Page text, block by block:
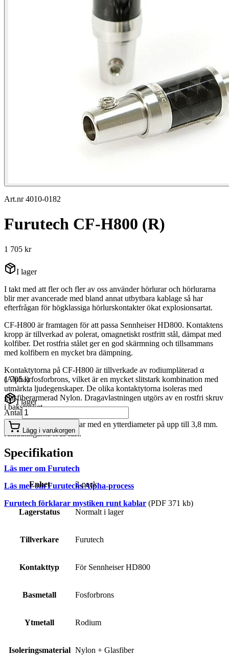
Art.nr 4010-0182
Furutech CF-H800 (R)
1 705 kr
I lager
I takt med att fler och fler av oss använder hörlurar och hörlurarna
blir mer avancerade med bland annat utbytbara kablage så har
efterfrågan för högklassiga hörlurskontakter ökat explosionsartat.
CF-H800 är framtagen för att passa Sennheiser HD800. Kontaktens
kropp är tillverkad av polerat, omagnetiskt rostfritt stål, dämpat med
kolfiber. Det rostfria stålet ger en god skärmning och tillsammans
med kolfibern en mycket bra dämpning.
Kontaktytorna på CF-H800 är tillverkade av rodiumpläterad α
(Alpha) fosforbrons, vilket är en mycket slitstark kombination med
utmärkta ljudegenskaper. De olika kontaktytorna isoleras med
glasfiberarmerad Nylon. Dragavlastningen utgörs av en rostfri skruv
i bakstycket.
CF-H800 hanterar kablar med en ytterdiameter på upp till 3,8 mm.
Anlutningarna löds fast.
Läs mer om Furutech
Läs mer om Furutechs Alpha-process
Furutech förklarar mystiken runt kablar (PDF 371 kb)
1 705 kr
I lager
Antal
Lägg i varukorgen
Specifikation
Enhet 2-pack
Lagerstatus Normalt i lager
Tillverkare Furutech
Kontakttyp För Sennheiser HD800
Basmetall Fosforbrons
Ytmetall Rodium
Isoleringsmaterial Nylon + Glasfiber